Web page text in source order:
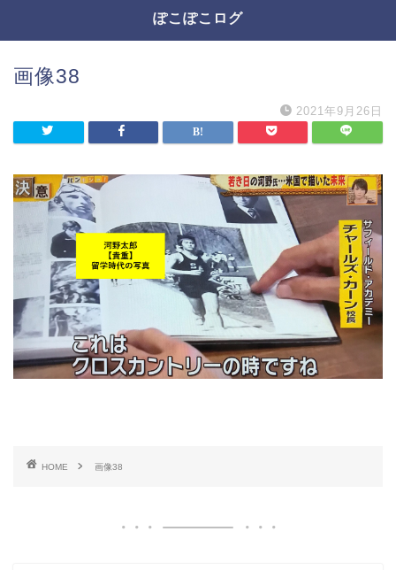
ぽこぽこログ
画像38
2021年9月26日
HOME 画像38